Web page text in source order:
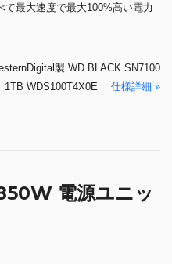
て最大速度で最大100%高い電力
製 WD BLACK SN7100
1TB WDS100T4X0E 仕様詳細 »
電源ユニッ